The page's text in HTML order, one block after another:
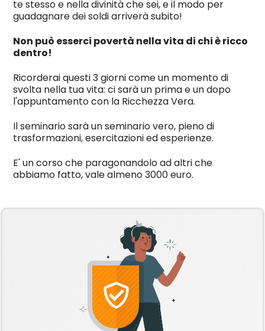
te stesso e nella divinità che sei, e il modo per
guadagnare dei soldi arriverà subito!
Non può esserci povertà nella vita di chi è ricco
dentro!
Ricorderai questi 3 giorni come un momento di
svolta nella tua vita: ci sarà un prima e un dopo
l'appuntamento con la Ricchezza Vera.
Il seminario sarà un seminario vero, pieno di
trasformazioni, esercitazioni ed esperienze.
E' un corso che paragonandolo ad altri che
abbiamo fatto, vale almeno 3000 euro.